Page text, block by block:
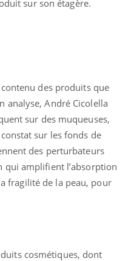
sur son étagère.
des produits que
analyse, André Cicolella
sur des muqueuses,
sur les fonds de
des perturbateurs
qui amplifient l’absorption
fragilité de la peau, pour
cosmétiques, dont